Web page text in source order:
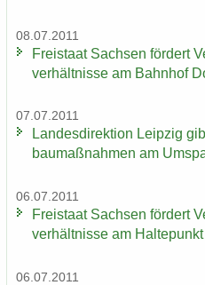
08.07.2011
Frei­staat Sach­sen för­dert
ver­hält­nis­se am Bahn­hof
07.07.2011
Lan­des­di­rek­ti­on Leip­zig
bau­maß­nah­men am
06.07.2011
Frei­staat Sach­sen för­dert
ver­hält­nis­se am
06.07.2011